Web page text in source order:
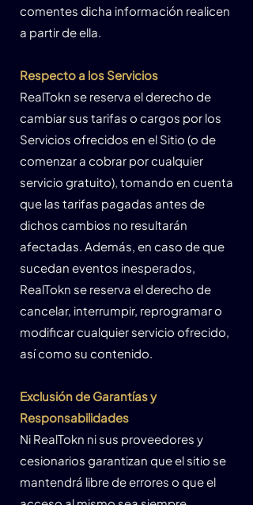
comentes dicha información realicen
a partir de ella.
Respecto a los Servicios
RealTokn se reserva el derecho de
cambiar sus tarifas o cargos por los
Servicios ofrecidos en el Sitio (o de
comenzar a cobrar por cualquier
servicio gratuito), tomando en cuenta
que las tarifas pagadas antes de
dichos cambios no resultarán
afectadas. Además, en caso de que
sucedan eventos inesperados,
RealTokn se reserva el derecho de
cancelar, interrumpir, reprogramar o
modificar cualquier servicio ofrecido,
así como su contenido.
Exclusión de Garantías y
Responsabilidades
Ni RealTokn ni sus proveedores y
cesionarios garantizan que el sitio se
mantendrá libre de errores o que el